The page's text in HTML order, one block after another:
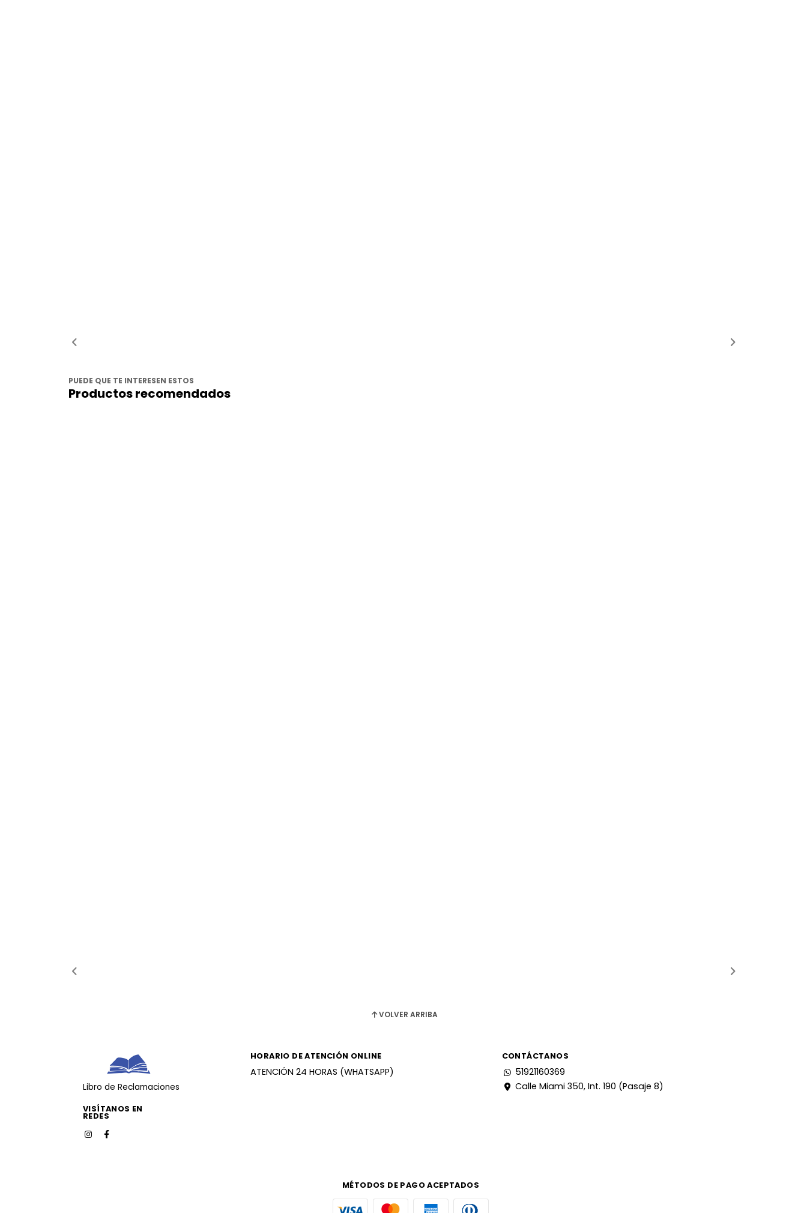
PUEDE QUE TE INTERESEN ESTOS
Productos recomendados
VOLVER ARRIBA
Libro de Reclamaciones
VISÍTANOS EN
REDES
HORARIO DE ATENCIÓN ONLINE
ATENCIÓN 24 HORAS (WHATSAPP)
CONTÁCTANOS
51921160369
Calle Miami 350, Int. 190 (Pasaje 8)
MÉTODOS DE PAGO ACEPTADOS